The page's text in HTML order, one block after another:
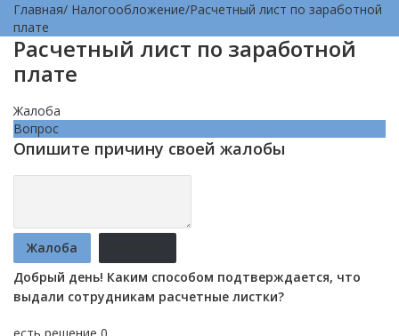
Главная/ Налогообложение/Расчетный лист по заработной
плате
Расчетный лист по заработной
плате
Жалоба
Вопрос
Опишите причину своей жалобы
Жалоба
Добрый день! Каким способом подтверждается, что
выдали сотрудникам расчетные листки?